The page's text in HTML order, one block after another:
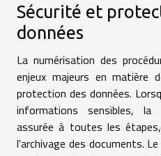
Sécurité et
données
La numérisation des
enjeux majeurs en matière
protection des données.
informations sensibles,
assurée à toutes les
l'archivage des documents.